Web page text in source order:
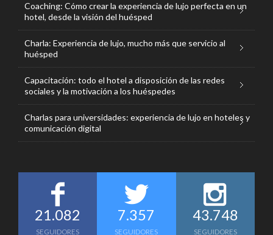
Coaching: Cómo crear la experiencia de lujo perfecta en un
hotel, desde la visión del huésped
Charla: Experiencia de lujo, mucho más que servicio al
huésped
Capacitación: todo el hotel a disposición de las redes
sociales y la motivación a los huéspedes
Charlas para universidades: experiencia de lujo en hoteles y
comunicación digital
21.082
SEGUIDORES
7.357
SEGUIDORES
43.748
SEGUIDORES